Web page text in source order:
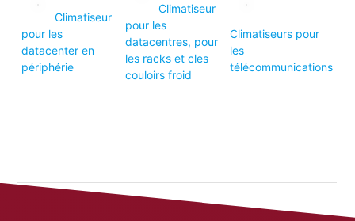
Climatiseur
pour les
datacenter en
périphérie
Climatiseur
pour les
datacentres, pour
les racks et cles
couloirs froid
Climatiseurs pour
les
télécommunications